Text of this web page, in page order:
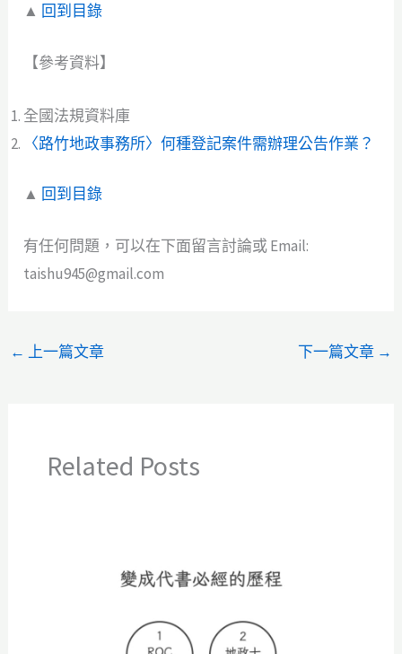
▲ 回到目錄
【參考資料】
全國法規資料庫
〈路竹地政事務所〉何種登記案件需辦理公告作業？
▲ 回到目錄
有任何問題，可以在下面留言討論或 Email:
taishu945@gmail.com
← 上一篇文章 下一篇文章 →
Related Posts